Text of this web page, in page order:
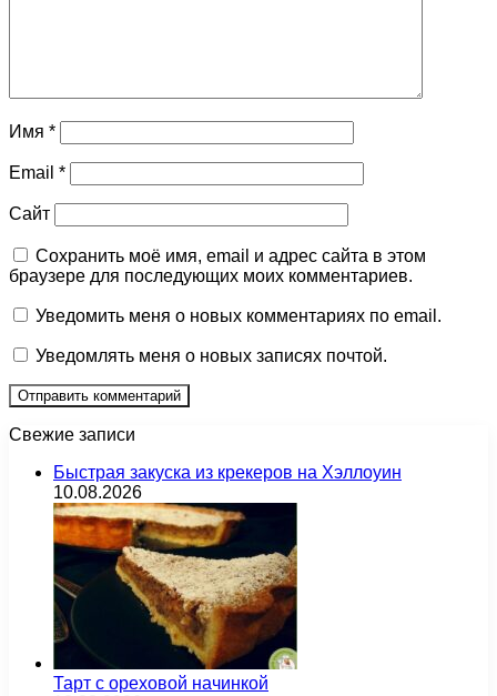
Имя *
Email *
Сайт
Сохранить моё имя, email и адрес сайта в этом
браузере для последующих моих комментариев.
Уведомить меня о новых комментариях по email.
Уведомлять меня о новых записях почтой.
Свежие записи
Быстрая закуска из крекеров на Хэллоуин
10.08.2026
Тарт с ореховой начинкой